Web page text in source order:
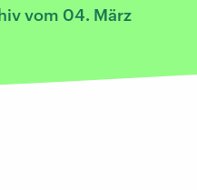
vom 04. März